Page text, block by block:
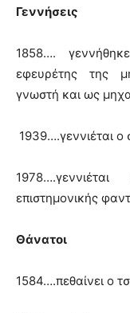
Γεννήσεις
1858….
εφευρέτης της
γνωστή και ως
1939….γεννιέται
επιστημονικής
Θάνατοι
1584….πεθαίνει ο